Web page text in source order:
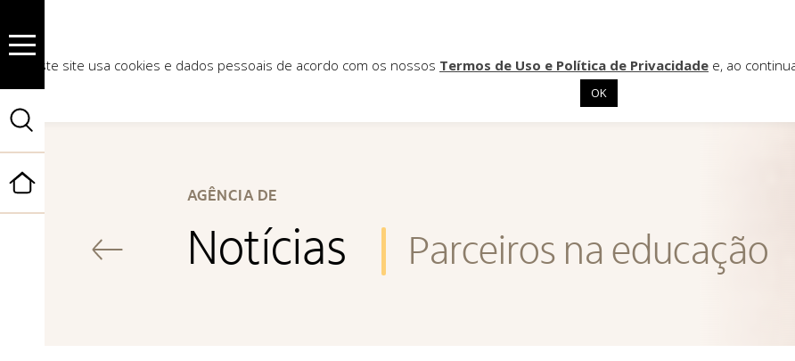
AGÊNCIA DE
Notícias Parceiros na educação
Este site usa cookies e dados pessoais de acordo com os nossos Termos de Uso e Política de Privacidade e, ao
OK